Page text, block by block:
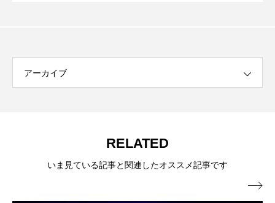
アーカイブ
RELATED
いま見ている記事と関連したオススメ記事です
